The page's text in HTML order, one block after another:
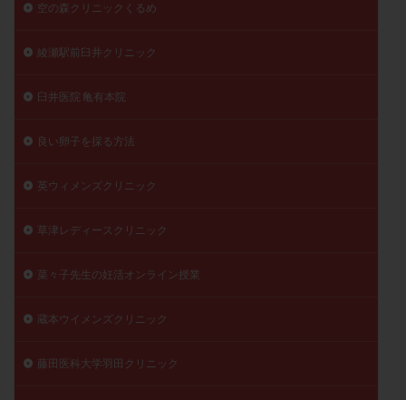
空の森クリニックくるめ
綾瀬駅前臼井クリニック
臼井医院 亀有本院
良い卵子を採る方法
英ウィメンズクリニック
草津レディースクリニック
菜々子先生の妊活オンライン授業
蔵本ウイメンズクリニック
藤田医科大学羽田クリニック